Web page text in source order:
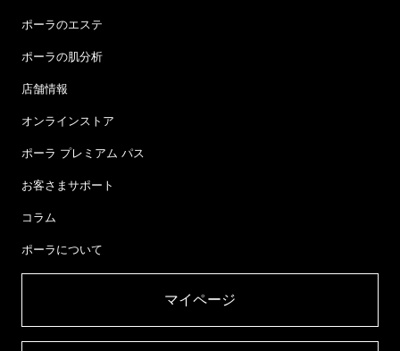
ポーラのエステ
ポーラの肌分析
店舗情報
オンラインストア
ポーラ プレミアム パス
お客さまサポート
コラム
ポーラについて
マイページ​